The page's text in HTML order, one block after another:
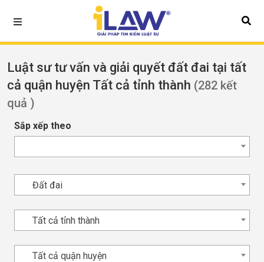
Luật sư tư vấn và giải quyết đất đai tại tất
cả quận huyện Tất cả tỉnh thành (282 kết
quả )
Sắp xếp theo
Đất đai
Tất cả tỉnh thành
Tất cả quận huyện